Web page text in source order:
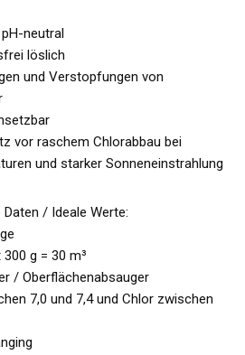
neutral
löslich
und Verstopfungen von
vor raschem Chlorabbau bei
und starker Sonneneinstrahlung
/ Ideale Werte:
g = 30 m³
/ Oberflächenabsauger
7,0 und 7,4 und Chlor zwischen